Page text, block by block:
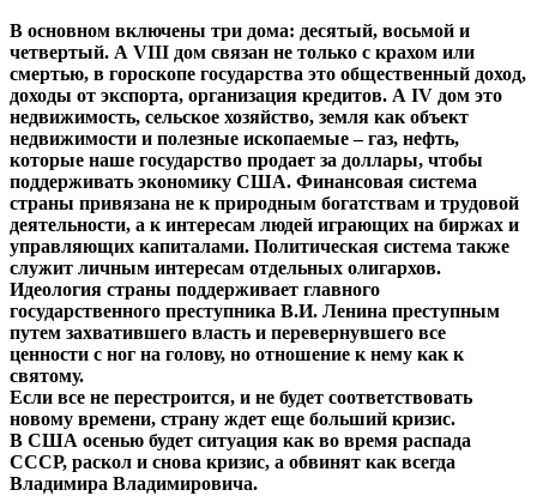
В основном включены три дома: десятый, восьмой и
четвертый. А VIII дом связан не только с крахом или
смертью, в гороскопе государства это общественный доход,
доходы от экспорта, организация кредитов. А IV дом это
недвижимость, сельское хозяйство, земля как объект
недвижимости и полезные ископаемые – газ, нефть,
которые наше государство продает за доллары, чтобы
поддерживать экономику США. Финансовая система
страны привязана не к природным богатствам и трудовой
деятельности, а к интересам людей играющих на биржах и
управляющих капиталами. Политическая система также
служит личным интересам отдельных олигархов.
Идеология страны поддерживает главного
государственного преступника В.И. Ленина преступным
путем захватившего власть и перевернувшего все
ценности с ног на голову, но отношение к нему как к
святому.
Если все не перестроится, и не будет соответствовать
новому времени, страну ждет еще больший кризис.
В США осенью будет ситуация как во время распада
СССР, раскол и снова кризис, а обвинят как всегда
Владимира Владимировича.